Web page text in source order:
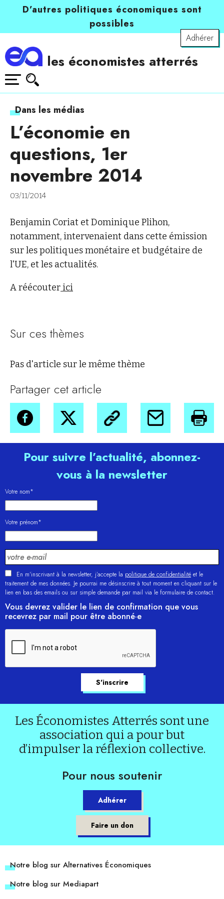
D’autres politiques économiques sont
possibles
Adhérer
les économistes atterrés
Dans les médias
L’économie en
questions, 1er
novembre 2014
03/11/2014
Benjamin Coriat et Dominique Plihon,
notamment, intervenaient dans cette émission
sur les politiques monétaire et budgétaire de
l'UE, et les actualités.
A réécouter ici
Sur ces thèmes
Pas d'article sur le même thème
Partager cet article
Pour suivre l’actualité, abonnez-
vous à la newsletter
Votre nom*
Votre prénom*
En m'inscrivant à la newsletter, j’accepte la politique de confidentialité et le
traitement de mes données. Je pourrai me désinscrire à tout moment en cliquant sur le
lien en bas des emails ou sur simple demande par mail via le formulaire de contact.
Vous devrez valider le lien de confirmation que vous
recevrez par mail pour être abonné·e
Les Économistes Atterrés sont une
association qui a pour but
d’impulser la réflexion collective.
Pour nous soutenir
Adhérer
Faire un don
Notre blog sur Alternatives Économiques
Notre blog sur Mediapart